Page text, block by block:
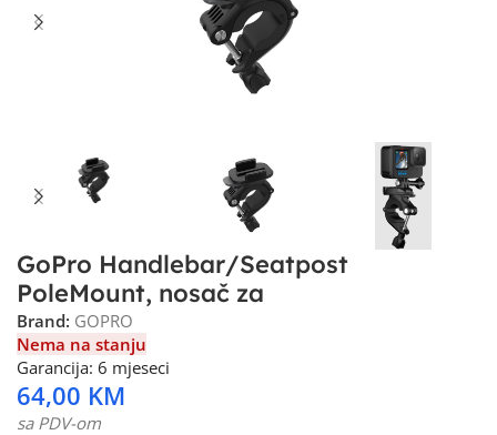
GoPro Handlebar/Seatpost
PoleMount, nosač za
Brand: GOPRO
Nema na stanju
Garancija: 6 mjeseci
64,00 KM
sa PDV-om